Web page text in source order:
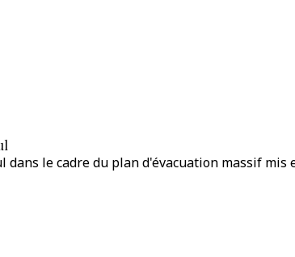
le cadre du plan d'évacuation massif mis